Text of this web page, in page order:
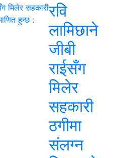
रवि
लामिछाने
जीबी
राईसँग
मिलेर
सहकारी
ठगीमा
संलग्न